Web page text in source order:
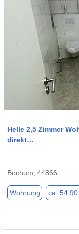
Helle 2,5 Zimmer
direkt…
Bochum, 44866
Wohnung ca. 54,90